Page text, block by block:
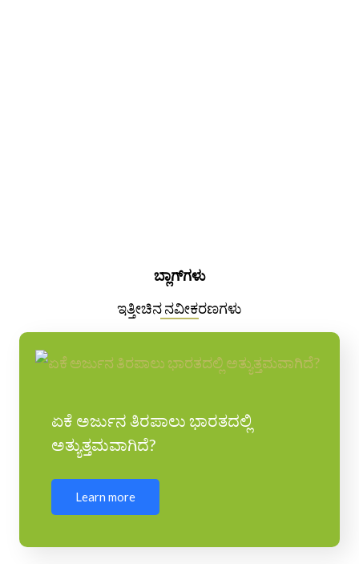
ಬ್ಲಾಗ್‌ಗಳು
ಇತ್ತೀಚಿನ ನವೀಕರಣಗಳು
ಏಕೆ ಅರ್ಜುನ ತಿರಪಾಲು ಭಾರತದಲ್ಲಿ
ಅತ್ಯುತ್ತಮವಾಗಿದೆ?
Learn more